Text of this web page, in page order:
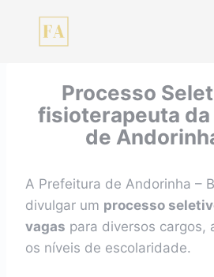
Processo
fisioterapeuta
de
A Prefeitura de Andorinha –
divulgar um processo
vagas para diversos cargos,
os níveis de escolaridade.